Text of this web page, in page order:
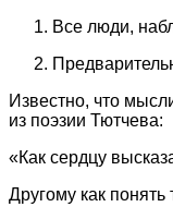
Все люди,
Известно, что
из поэзии Тютчева:
«Как сердцу
Другому как понять